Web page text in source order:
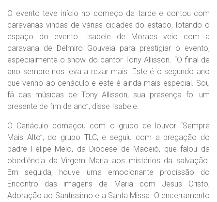
O evento teve início no começo da tarde e contou com
caravanas vindas de várias cidades do estado, lotando o
espaço do evento. Isabele de Moraes veio com a
caravana de Delmiro Gouveia para prestigiar o evento,
especialmente o show do cantor Tony Allisson. “O final de
ano sempre nos leva a rezar mais. Este é o segundo ano
que venho ao cenáculo e este é ainda mais especial. Sou
fã das músicas de Tony Allisson, sua presença foi um
presente de fim de ano”, disse Isabele.
O Cenáculo começou com o grupo de louvor “Sempre
Mais Alto”, do grupo TLC, e seguiu com a pregação do
padre Felipe Melo, da Diocese de Maceió, que falou da
obediência da Virgem Maria aos mistérios da salvação.
Em seguida, houve uma emocionante procissão do
Encontro das imagens de Maria com Jesus Cristo,
Adoração ao Santíssimo e a Santa Missa. O encerramento